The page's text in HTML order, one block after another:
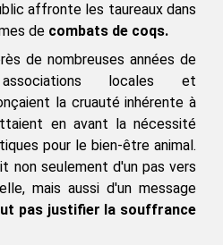
affronte les taureaux dans
de combats de coqs.
de nombreuses années de
locales et
la cruauté inhérente à
en avant la nécessité
pour le bien-être animal.
non seulement d'un pas vers
mais aussi d'un message
pas justifier la souffrance